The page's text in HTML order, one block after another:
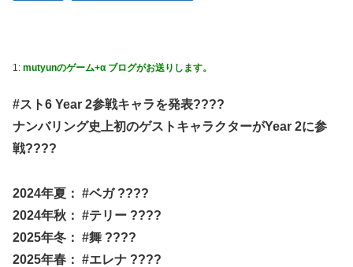
海外「全部日本の真似だったのか…」 日本の普通のテレビ
番組が最新SNSの数十年先を行っていたと話題に
米国「日本よ、そろそろ利上げしろ」高市政権の経済政策に
圧力ｗ
「いきなりステーキ」の反対ｗｗｗｗｗｗｗｗｗ
40… 8/5はアップデート盛り沢山！？貴様ら何から始める？
【生後1日めから】赤ちゃんと大きな犬の成長記録、愛らし
い動画が話題に
2ってサブの穴が空いてないダイハツ駆逐並べて 高速＋とか
【艦これ】酔って妹に絡むアブルッツィ 他
実際のところ中国って日本をどうしたいんやろな？
体調不良で休んでパチンコ通ってたら、数十日単位の証拠写
真撮られて会社クビになった
1: mutyunのゲーム+α ブログがお送りします。
#スト6 Year 2参戦キャラを発表????
ナンバリング史上初のゲストキャラクターがYear 2に参
戦????
2024年夏： #ベガ ????
2024年秋： #テリー ????
2025年冬： #舞 ????
2025年春： #エレナ ????